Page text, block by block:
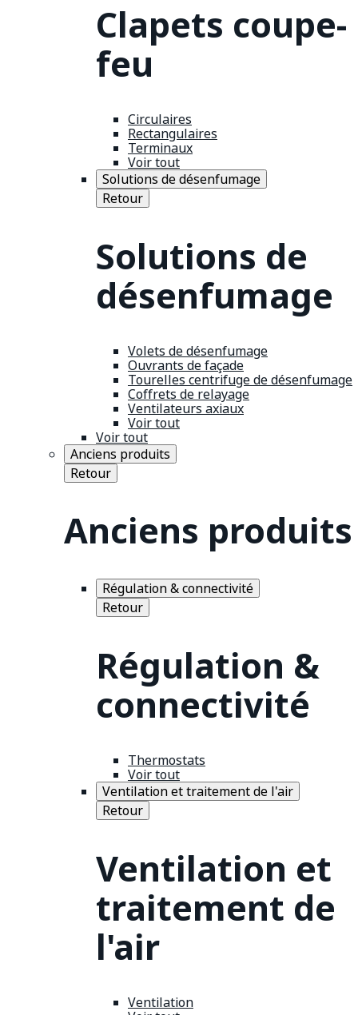
Clapets coupe-
feu
Circulaires
Rectangulaires
Terminaux
Voir tout
Solutions de désenfumage
Retour
Solutions de
désenfumage
Volets de désenfumage
Ouvrants de façade
Tourelles centrifuge de désenfumage
Coffrets de relayage
Ventilateurs axiaux
Voir tout
Voir tout
Anciens produits
Retour
Anciens produits
Régulation & connectivité
Retour
Régulation &
connectivité
Thermostats
Voir tout
Ventilation et traitement de l'air
Retour
Ventilation et
traitement de
l'air
Ventilation